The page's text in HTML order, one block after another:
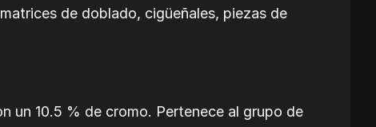
de doblado, cigüeñales, piezas de
un 10.5 % de cromo. Pertenece al grupo de